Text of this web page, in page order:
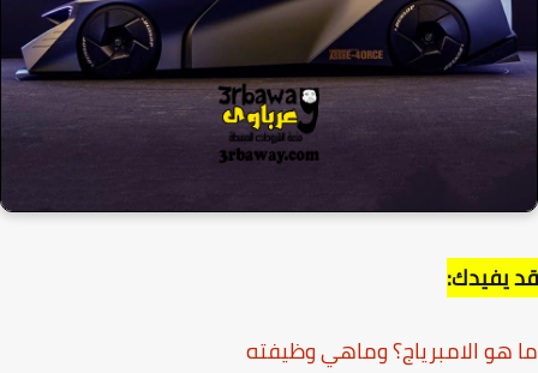
الامبرياج؟ وماهي وظيفته